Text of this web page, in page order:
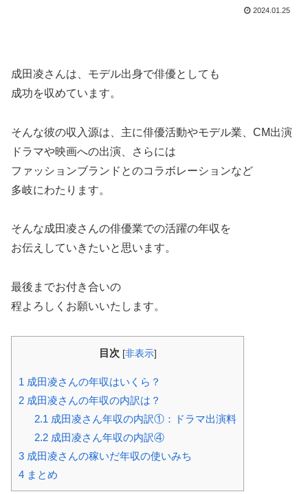
2024.01.25
成田凌さんは、モデル出身で俳優としても
成功を収めています。
そんな彼の収入源は、主に俳優活動やモデル業、CM出演
ドラマや映画への出演、さらには
ファッションブランドとのコラボレーションなど
多岐にわたります。
そんな成田凌さんの俳優業での活躍の年収を
お伝えしていきたいと思います。
最後までお付き合いの
程よろしくお願いいたします。
目次 [非表示]
1 成田凌さんの年収はいくら？
2 成田凌さんの年収の内訳は？
2.1 成田凌さん年収の内訳①：ドラマ出演料
2.2成田凌さん年収の内訳④
3 成田凌さんの稼いだ年収の使いみち
4 まとめ